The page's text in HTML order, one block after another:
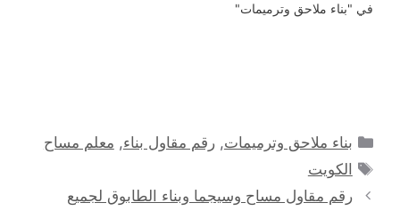
في "بناء ملاحق وترميمات"
التصنيفات
بناء ملاحق وترميمات,رقم مقاول بناء, معلم مساح
الوسوم
الكويت
رقم مقاول مساح وسيجما وبناء الطابوق لجميع